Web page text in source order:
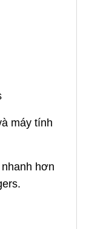
máy tính
hơn